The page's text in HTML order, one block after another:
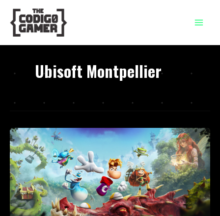
contenido
Ubisoft Montpellier